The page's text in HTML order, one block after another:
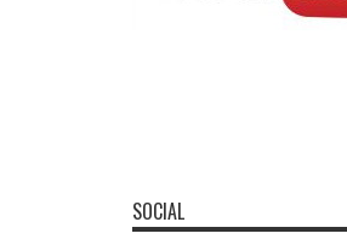
SOCIAL